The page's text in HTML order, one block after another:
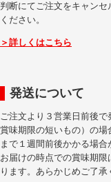
判断にてご注文をキャン
ください。
＞詳しくはこちら
発送について
ご注文より３営業日前後
賞味期限の短いもの）の
まで１週間前後かかる場合
お届けの時点での賞味期
ります。あらかじめご了承